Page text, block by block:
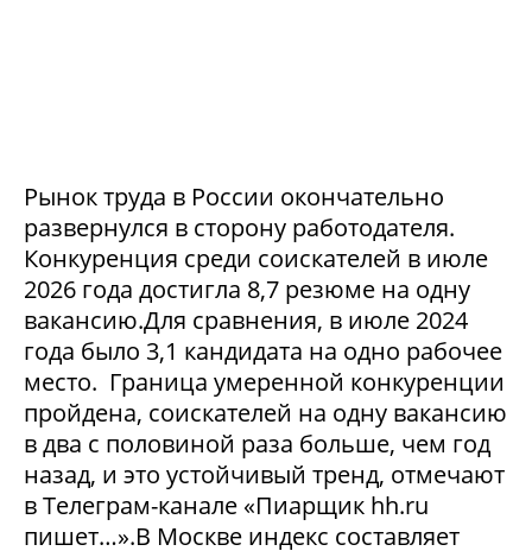
Рынок труда в России окончательно
развернулся в сторону работодателя.
Конкуренция среди соискателей в июле
2026 года достигла 8,7 резюме на одну
вакансию.Для сравнения, в июле 2024
года было 3,1 кандидата на одно рабочее
место. Граница умеренной конкуренции
пройдена, соискателей на одну вакансию
в два с половиной раза больше, чем год
назад, и это устойчивый тренд, отмечают
в Телеграм-канале «Пиарщик hh.ru
пишет…».В Москве индекс составляет